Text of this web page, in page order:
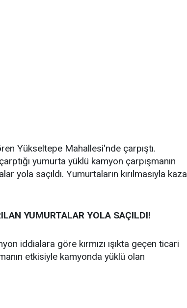
Yükseltepe Mahallesi'nde çarpıştı.
yumurta yüklü kamyon çarpışmanın
yola saçıldı. Yumurtaların kırılmasıyla kaza
YUMURTALAR YOLA SAÇILDI!
iddialara göre kırmızı ışıkta geçen ticari
etkisiyle kamyonda yüklü olan